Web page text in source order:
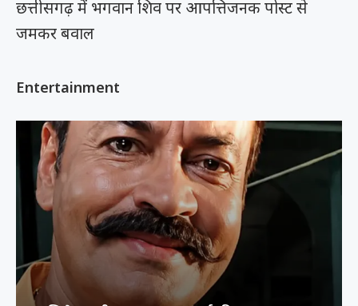
छत्तीसगढ़ में भगवान शिव पर आपत्तिजनक पोस्ट से
जमकर बवाल
Entertainment